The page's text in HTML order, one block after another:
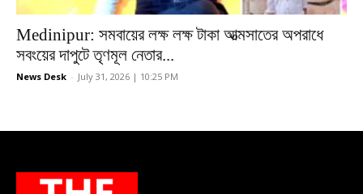
Medinipur: সমবায়ের লক্ষ লক্ষ টাকা আত্মসাতের অপরাধে
সবংয়ের দাপুটে তৃণমূল নেতার...
News Desk - July 31, 2026 | 10:25 PM